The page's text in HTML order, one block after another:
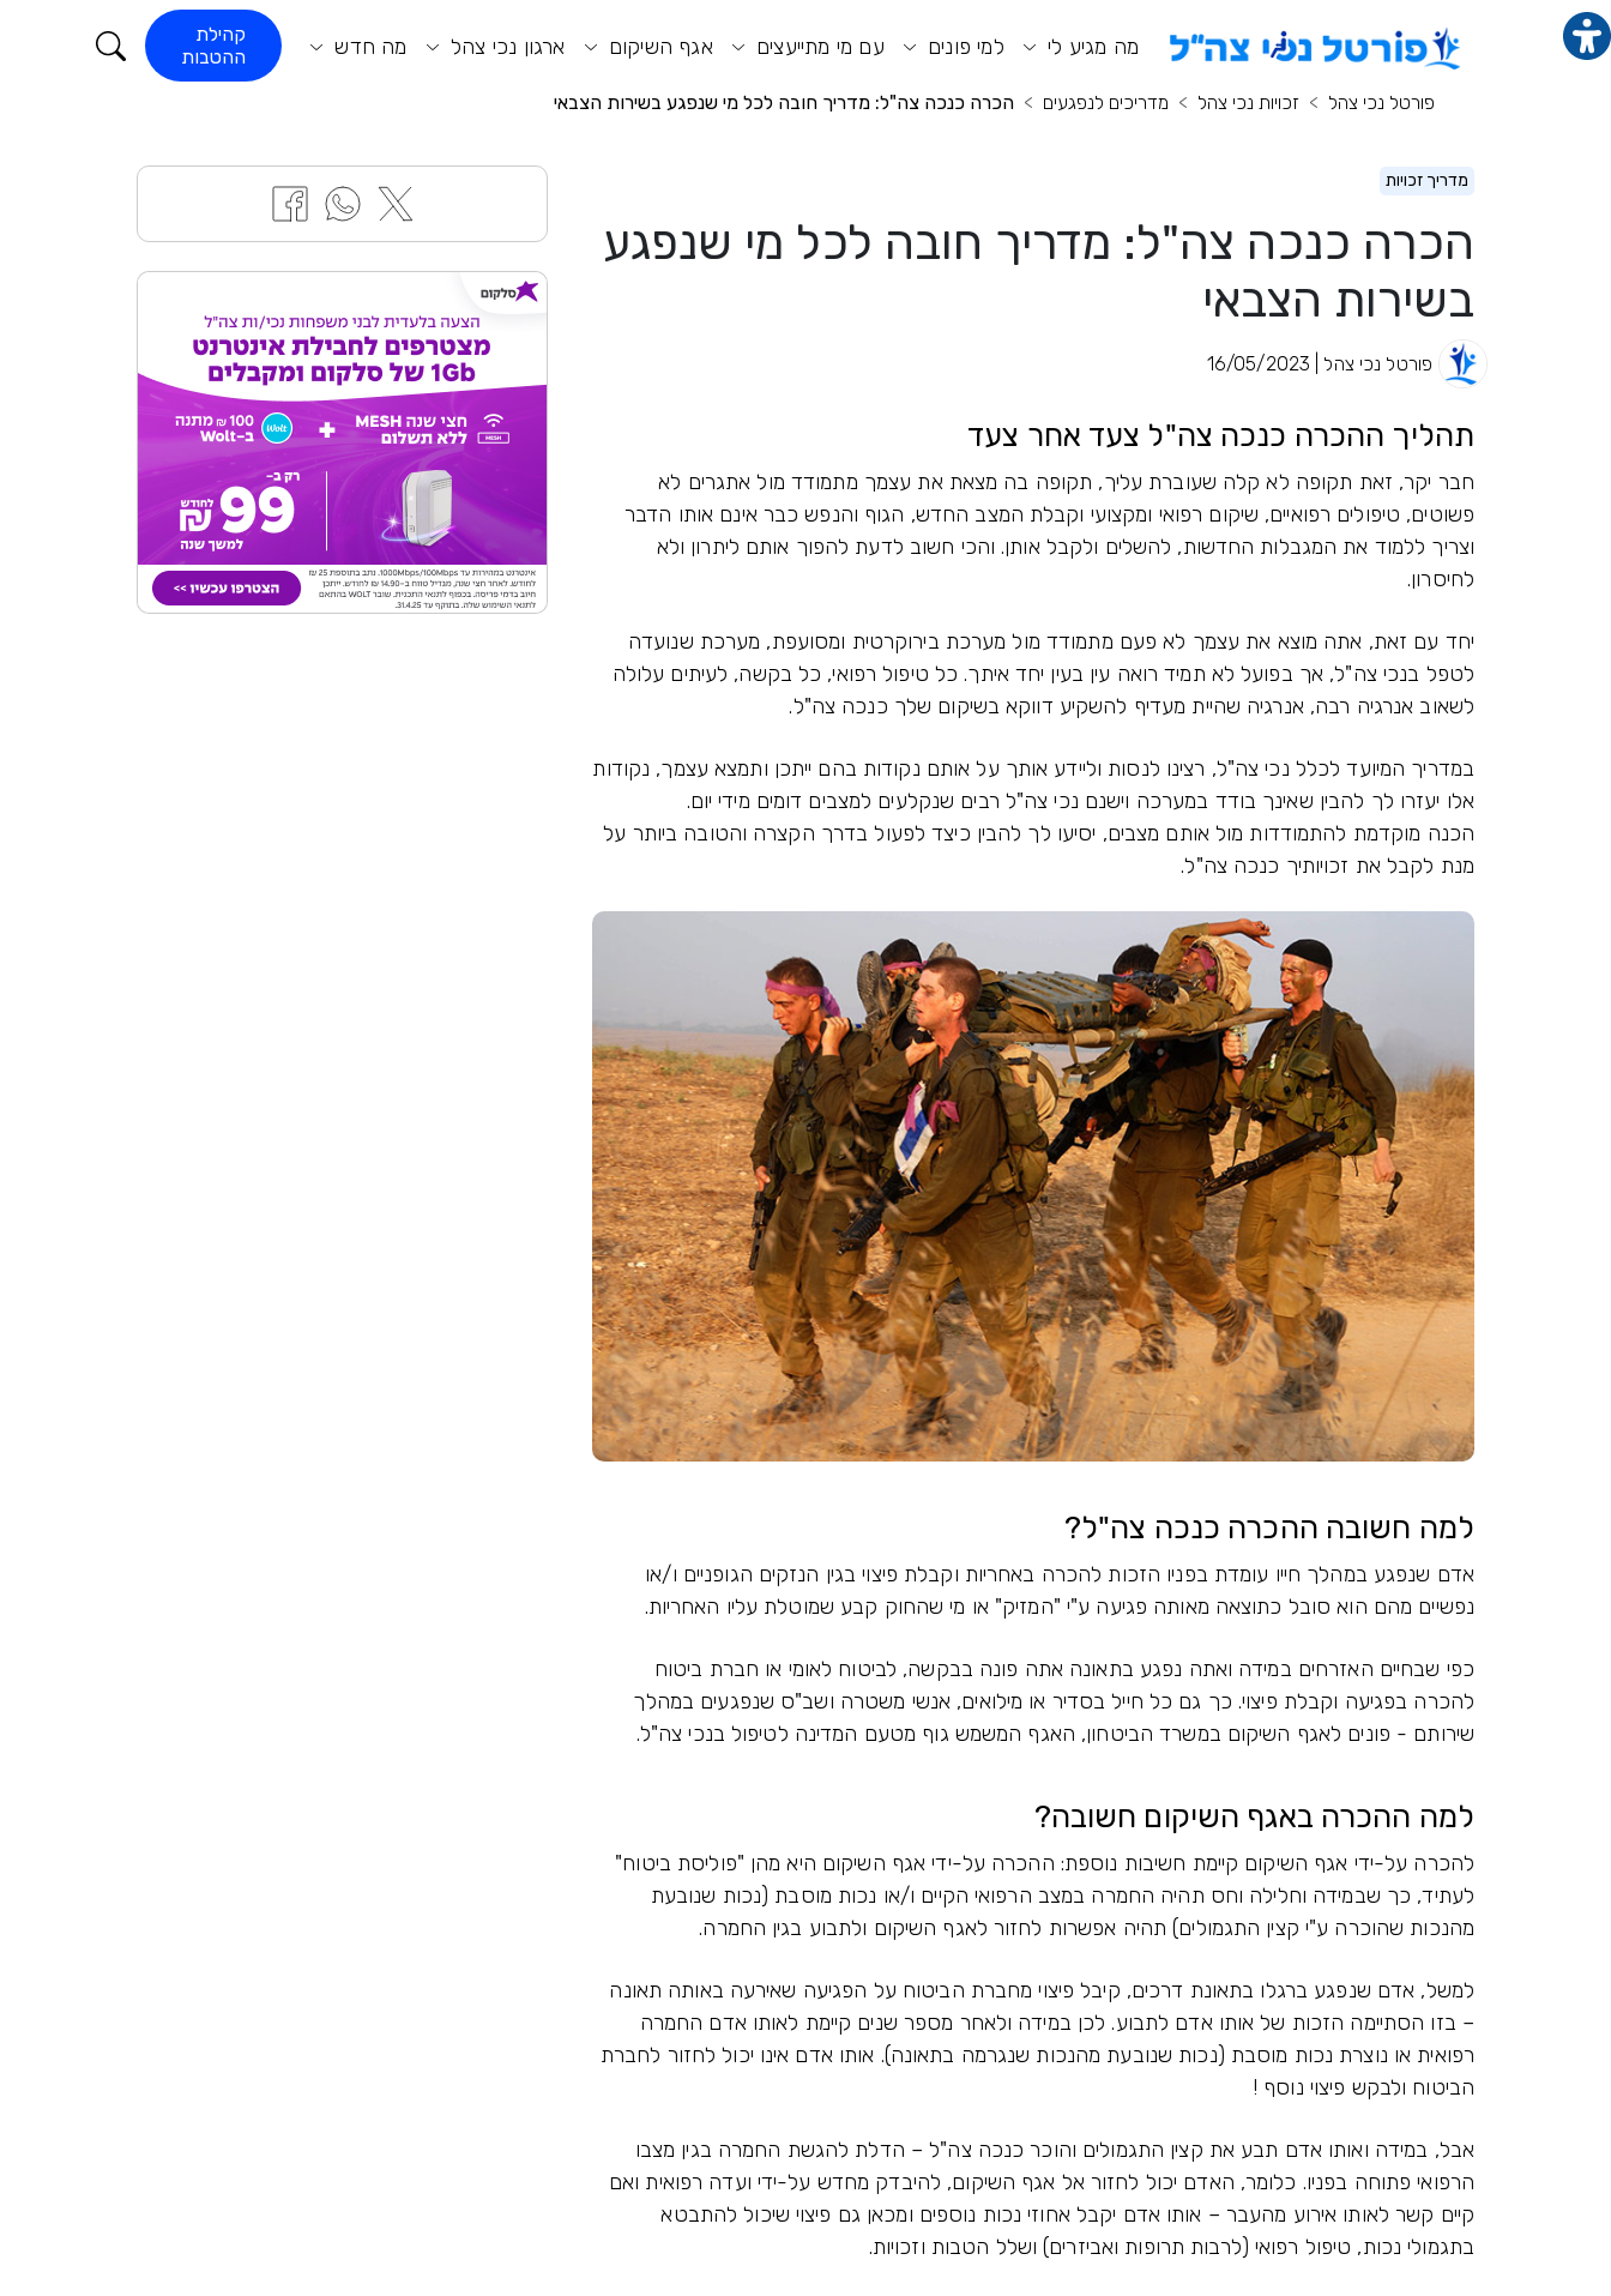
מה מגיע לי למי פונים עם מי מתייעצים אגף השיקום ארגון נכי צהל מה חדש
קהילת
ההטבות
פורטל נכי צהל
זכויות נכי צהל מדריכים לנפגעים הכרה כנכה צה"ל: מדריך חובה לכל מי שנפגע בשירות הצבאי
מדריך זכויות
הכרה כנכה צה"ל: מדריך חובה לכל מי שנפגע
בשירות הצבאי
פורטל נכי צהל | 16/05/2023
תהליך ההכרה כנכה צה"ל צעד אחר צעד
חבר יקר, זאת תקופה לא קלה שעוברת עליך, תקופה בה מצאת את עצמך מתמודד מול אתגרים לא
פשוטים, טיפולים רפואיים, שיקום רפואי ומקצועי וקבלת המצב החדש, הגוף והנפש כבר אינם אותו הדבר
וצריך ללמוד את המגבלות החדשות, להשלים ולקבל אותן. והכי חשוב לדעת להפוך אותם ליתרון ולא
לחיסרון.
יחד עם זאת, אתה מוצא את עצמך לא פעם מתמודד מול מערכת בירוקרטית ומסועפת, מערכת שנועדה
לטפל בנכי צה"ל, אך בפועל לא תמיד רואה עין בעין יחד איתך. כל טיפול רפואי, כל בקשה, לעיתים עלולה
לשאוב אנרגיה רבה, אנרגיה שהיית מעדיף להשקיע דווקא בשיקום שלך כנכה צה"ל.
במדריך המיועד לכלל נכי צה"ל, רצינו לנסות וליידע אותך על אותם נקודות בהם ייתכן ותמצא עצמך, נקודות
אלו יעזרו לך להבין שאינך בודד במערכה וישנם נכי צה"ל רבים שנקלעים למצבים דומים מידי יום.
הכנה מוקדמת להתמודדות מול אותם מצבים, יסיעו לך להבין כיצד לפעול בדרך הקצרה והטובה ביותר על
מנת לקבל את זכויותיך כנכה צה"ל.
למה חשובה ההכרה כנכה צה"ל?
אדם שנפגע במהלך חייו עומדת בפניו הזכות להכרה באחריות וקבלת פיצוי בגין הנזקים הגופניים ו/או
נפשיים מהם הוא סובל כתוצאה מאותה פגיעה ע"י "המזיק" או מי שהחוק קבע שמוטלת עליו האחריות.
כפי שבחיים האזרחים במידה ואתה נפגע בתאונה אתה פונה בבקשה, לביטוח לאומי או חברת ביטוח
להכרה בפגיעה וקבלת פיצוי. כך גם כל חייל בסדיר או מילואים, אנשי משטרה ושב"ס שנפגעים במהלך
שירותם - פונים לאגף השיקום במשרד הביטחון, האגף המשמש גוף מטעם המדינה לטיפול בנכי צה"ל.
למה ההכרה באגף השיקום חשובה?
להכרה על-ידי אגף השיקום קיימת חשיבות נוספת: ההכרה על-ידי אגף השיקום היא מהן "פוליסת ביטוח"
לעתיד, כך שבמידה וחלילה וחס תהיה החמרה במצב הרפואי הקיים ו/או נכות מוסבת (נכות שנובעת
מהנכות שהוכרה ע"י קצין התגמולים) תהיה אפשרות לחזור לאגף השיקום ולתבוע בגין החמרה.
למשל, אדם שנפגע ברגלו בתאונת דרכים, קיבל פיצוי מחברת הביטוח על הפגיעה שאירעה באותה תאונה
– בזו הסתיימה הזכות של אותו אדם לתבוע. לכן במידה ולאחר מספר שנים קיימת לאותו אדם החמרה
רפואית או נוצרת נכות מוסבת (נכות שנובעת מהנכות שנגרמה בתאונה). אותו אדם אינו יכול לחזור לחברת
הביטוח ולבקש פיצוי נוסף !
אבל, במידה ואותו אדם תבע את קצין התגמולים והוכר כנכה צה"ל – הדלת להגשת החמרה בגין מצבו
הרפואי פתוחה בפניו. כלומר, האדם יכול לחזור אל אגף השיקום, להיבדק מחדש על-ידי ועדה רפואית ואם
קיים קשר לאותו אירוע מהעבר – אותו אדם יקבל אחוזי נכות נוספים ומכאן גם פיצוי שיכול להתבטא
בתגמולי נכות, טיפול רפואי (לרבות תרופות ואביזרים) ושלל הטבות וזכויות.
תוכן מרכזי מנוע חיפוש תפריט ראשי תפריט נגישות קורא התוכן